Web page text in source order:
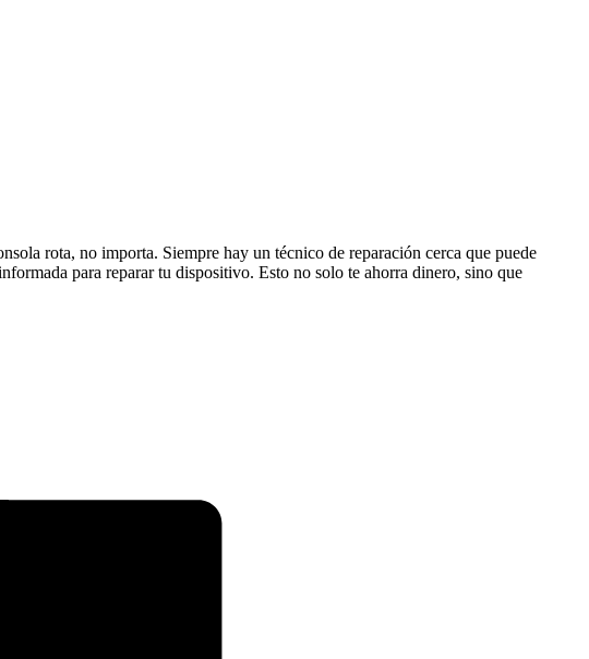
rota, no importa. Siempre hay un técnico de reparación cerca que puede
para reparar tu dispositivo. Esto no solo te ahorra dinero, sino que